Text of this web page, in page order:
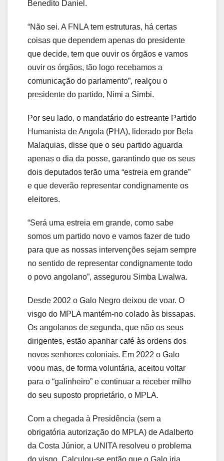
Benedito Daniel.
“Não sei. A FNLA tem estruturas, há certas
coisas que dependem apenas do presidente
que decide, tem que ouvir os órgãos e vamos
ouvir os órgãos, tão logo recebamos a
comunicação do parlamento”, realçou o
presidente do partido, Nimi a Simbi.
Por seu lado, o mandatário do estreante Partido
Humanista de Angola (PHA), liderado por Bela
Malaquias, disse que o seu partido aguarda
apenas o dia da posse, garantindo que os seus
dois deputados terão uma “estreia em grande”
e que deverão representar condignamente os
eleitores.
“Será uma estreia em grande, como sabe
somos um partido novo e vamos fazer de tudo
para que as nossas intervenções sejam sempre
no sentido de representar condignamente todo
o povo angolano”, assegurou Simba Lwalwa.
Desde 2002 o Galo Negro deixou de voar. O
visgo do MPLA mantém-no colado às bissapas.
Os angolanos de segunda, que não os seus
dirigentes, estão apanhar café às ordens dos
novos senhores coloniais. Em 2022 o Galo
voou mas, de forma voluntária, aceitou voltar
para o “galinheiro” e continuar a receber milho
do seu suposto proprietário, o MPLA.
Com a chegada à Presidência (sem a
obrigatória autorização do MPLA) de Adalberto
da Costa Júnior, a UNITA resolveu o problema